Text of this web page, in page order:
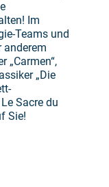
Im
Teams und
anderem
„Carmen“,
„Die
Sacre du
Sie!